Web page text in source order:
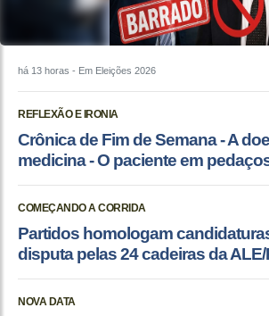
há 13 horas - Em Eleições 2026
REFLEXÃO E IRONIA
Crônica de Fim de Semana - A
medicina - O paciente em
COMEÇANDO A CORRIDA
Partidos homologam
disputa pelas 24 cadeiras da ALE/
NOVA DATA